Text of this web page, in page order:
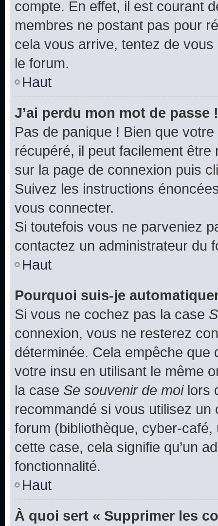
compte. En effet, il est courant
membres ne postant pas pour
cela vous arrive, tentez de
le forum.
Haut
J’ai perdu mon mot de passe !
Pas de panique ! Bien que
récupéré, il peut facilement
sur la page de connexion puis
Suivez les instructions
vous connecter.
Si toutefois vous ne parveniez
contactez un administrateur du
Haut
Pourquoi suis-je
Si vous ne cochez pas la case
connexion, vous ne resterez
déterminée. Cela empêche que
votre insu en utilisant le même
la case Se souvenir de moilors
recommandé si vous utilisez
forum (bibliothèque, cyber-
cette case, cela signifie qu’un
fonctionnalité.
Haut
À quoi sert « Supprimer les